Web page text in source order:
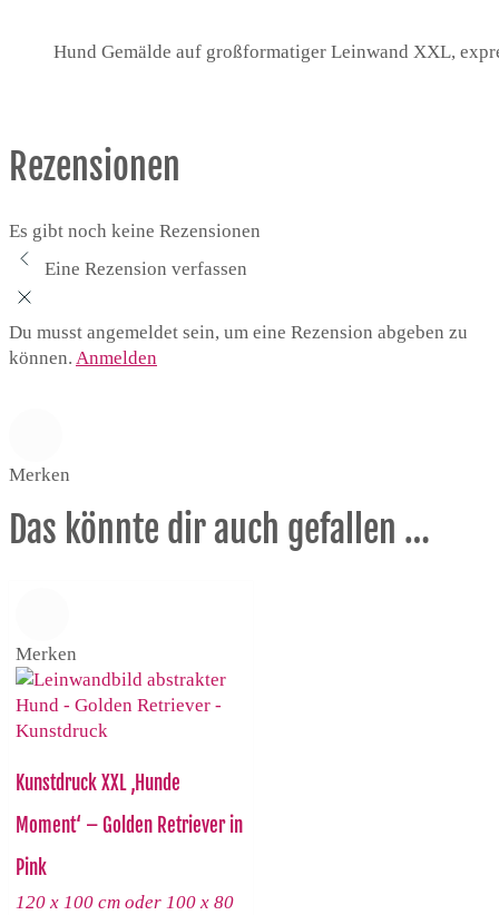
Hund Gemälde auf großformatiger Leinwand XXL,
Rezensionen
Es gibt noch keine Rezensionen
Eine Rezension verfassen
Du musst angemeldet sein, um eine Rezension abgeben zu
können. Anmelden
Merken
Das könnte dir auch gefallen …
Merken
Kunstdruck XXL ‚Hunde
Moment‘ – Golden Retriever in
Pink
120 x 100 cm oder 100 x 80